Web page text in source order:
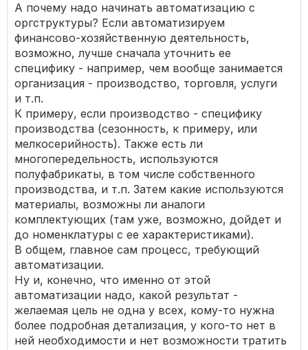
А почему надо начинать автоматизацию с
оргструктуры? Если автоматизируем
финансово-хозяйственную деятельность,
возможно, лучше сначала уточнить ее
специфику - например, чем вообще занимается
организация - производство, торговля, услуги
и т.п.
К примеру, если производство - специфику
производства (сезонность, к примеру, или
мелкосерийность). Также есть ли
многопередельность, используются
полуфабрикаты, в том числе собственного
производства, и т.п. Затем какие используются
материалы, возможны ли аналоги
комплектующих (там уже, возможно, дойдет и
до номенклатуры с ее характеристиками).
В общем, главное сам процесс, требующий
автоматизации.
Ну и, конечно, что именно от этой
автоматизации надо, какой результат -
желаемая цель не одна у всех, кому-то нужна
более подробная детализация, у кого-то нет в
ней необходимости и нет возможности тратить